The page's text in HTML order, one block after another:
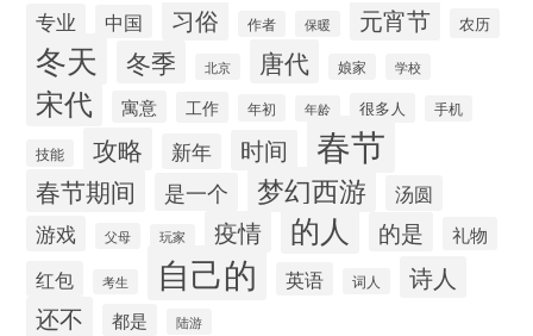
专业 中国 习俗 作者 保暖 元宵节 农历
冬天 冬季 北京 唐代 娘家 学校
宋代 寓意 工作 年初 年龄 很多人 手机
技能 攻略 新年 时间 春节
春节期间 是一个 梦幻西游
汤圆
游戏
父母 玩家 疫情 的人 的是 礼物
红包 考生 自己的 英语 词人
诗人
还不
都是 陆游